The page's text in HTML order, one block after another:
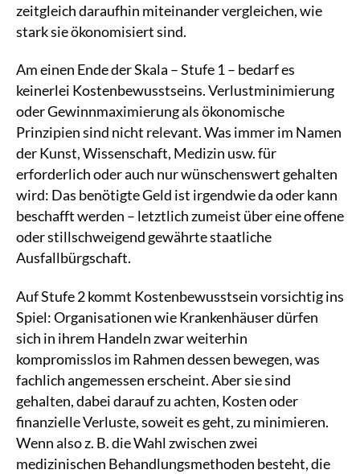
zeitgleich daraufhin miteinander vergleichen, wie
stark sie ökonomisiert sind.
Am einen Ende der Skala – Stufe 1 – bedarf es
keinerlei Kostenbewusstseins. Verlustminimierung
oder Gewinnmaximierung als ökonomische
Prinzipien sind nicht relevant. Was immer im Namen
der Kunst, Wissenschaft, Medizin usw. für
erforderlich oder auch nur wünschenswert gehalten
wird: Das benötigte Geld ist irgendwie da oder kann
beschafft werden – letztlich zumeist über eine offene
oder stillschweigend gewährte staatliche
Ausfallbürgschaft.
Auf Stufe 2 kommt Kostenbewusstsein vorsichtig ins
Spiel: Organisationen wie Krankenhäuser dürfen
sich in ihrem Handeln zwar weiterhin
kompromisslos im Rahmen dessen bewegen, was
fachlich angemessen erscheint. Aber sie sind
gehalten, dabei darauf zu achten, Kosten oder
finanzielle Verluste, soweit es geht, zu minimieren.
Wenn also z. B. die Wahl zwischen zwei
medizinischen Behandlungsmethoden besteht, die